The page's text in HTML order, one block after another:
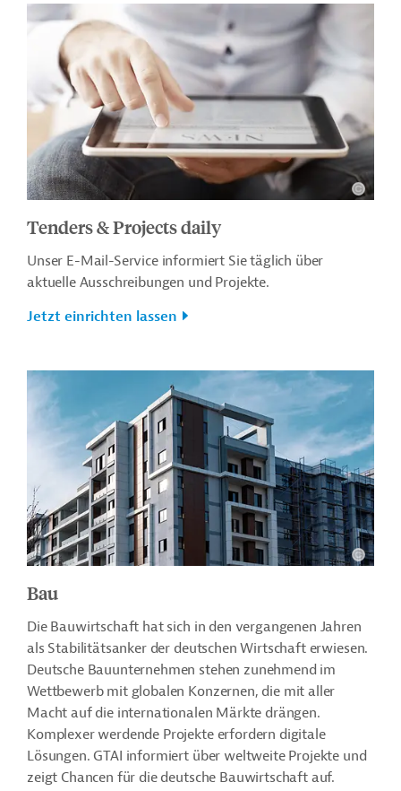
Tenders & Projects daily
Unser E-Mail-Service informiert Sie täglich über
aktuelle Ausschreibungen und Projekte.
Jetzt einrichten lassen
Bau
Die Bauwirtschaft hat sich in den vergangenen Jahren
als Stabilitätsanker der deutschen Wirtschaft erwiesen.
Deutsche Bauunternehmen stehen zunehmend im
Wettbewerb mit globalen Konzernen, die mit aller
Macht auf die internationalen Märkte drängen.
Komplexer werdende Projekte erfordern digitale
Lösungen. GTAI informiert über weltweite Projekte und
zeigt Chancen für die deutsche Bauwirtschaft auf.